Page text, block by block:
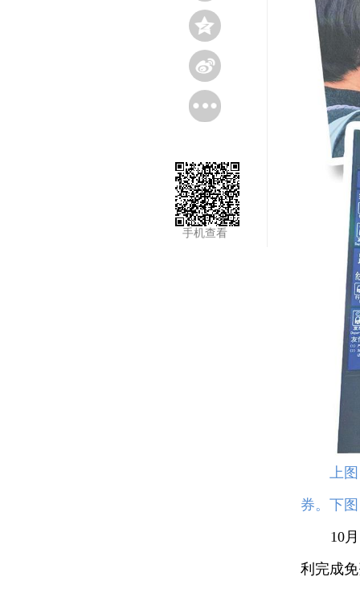
手机查看
上
券。下
10月
利完成